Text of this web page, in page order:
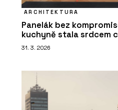
ARCHITEKTURA
Panelák bez
kuchyně stala srdcem
31. 3. 2026